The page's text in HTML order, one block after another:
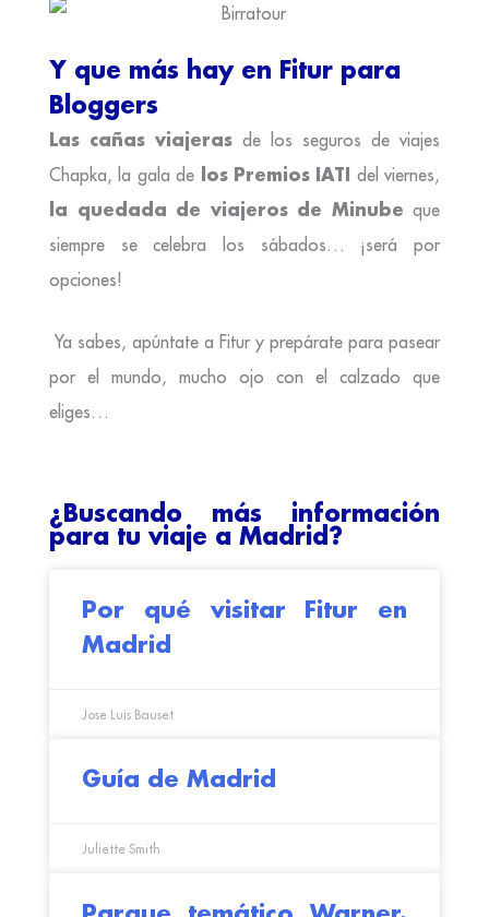
Y que más hay en Fitur para
Bloggers
Las cañas viajeras de los seguros de viajes
Chapka, la gala de los Premios IATI del viernes,
la quedada de viajeros de Minube que
siempre se celebra los sábados… ¡será por
opciones!
Ya sabes, apúntate a Fitur y prepárate para pasear
por el mundo, mucho ojo con el calzado que
eliges…
¿Buscando más información
para tu viaje a Madrid?
Por qué visitar Fitur en
Madrid
Jose Luis Bauset
Guía de Madrid
Juliette Smith